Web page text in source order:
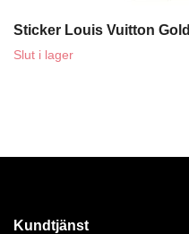
Sticker Louis Vuitton Gold
Slut i lager
Kundtjänst